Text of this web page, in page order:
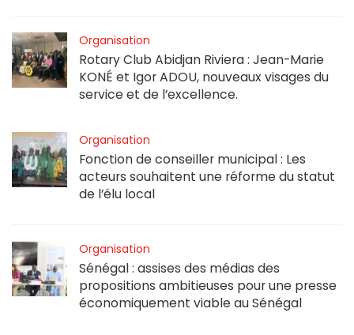
Organisation
Rotary Club Abidjan Riviera : Jean-Marie
KONÉ et Igor ADOU, nouveaux visages du
service et de l’excellence.
Organisation
Fonction de conseiller municipal : Les
acteurs souhaitent une réforme du statut
de l’élu local
Organisation
Sénégal : assises des médias des
propositions ambitieuses pour une presse
économiquement viable au Sénégal